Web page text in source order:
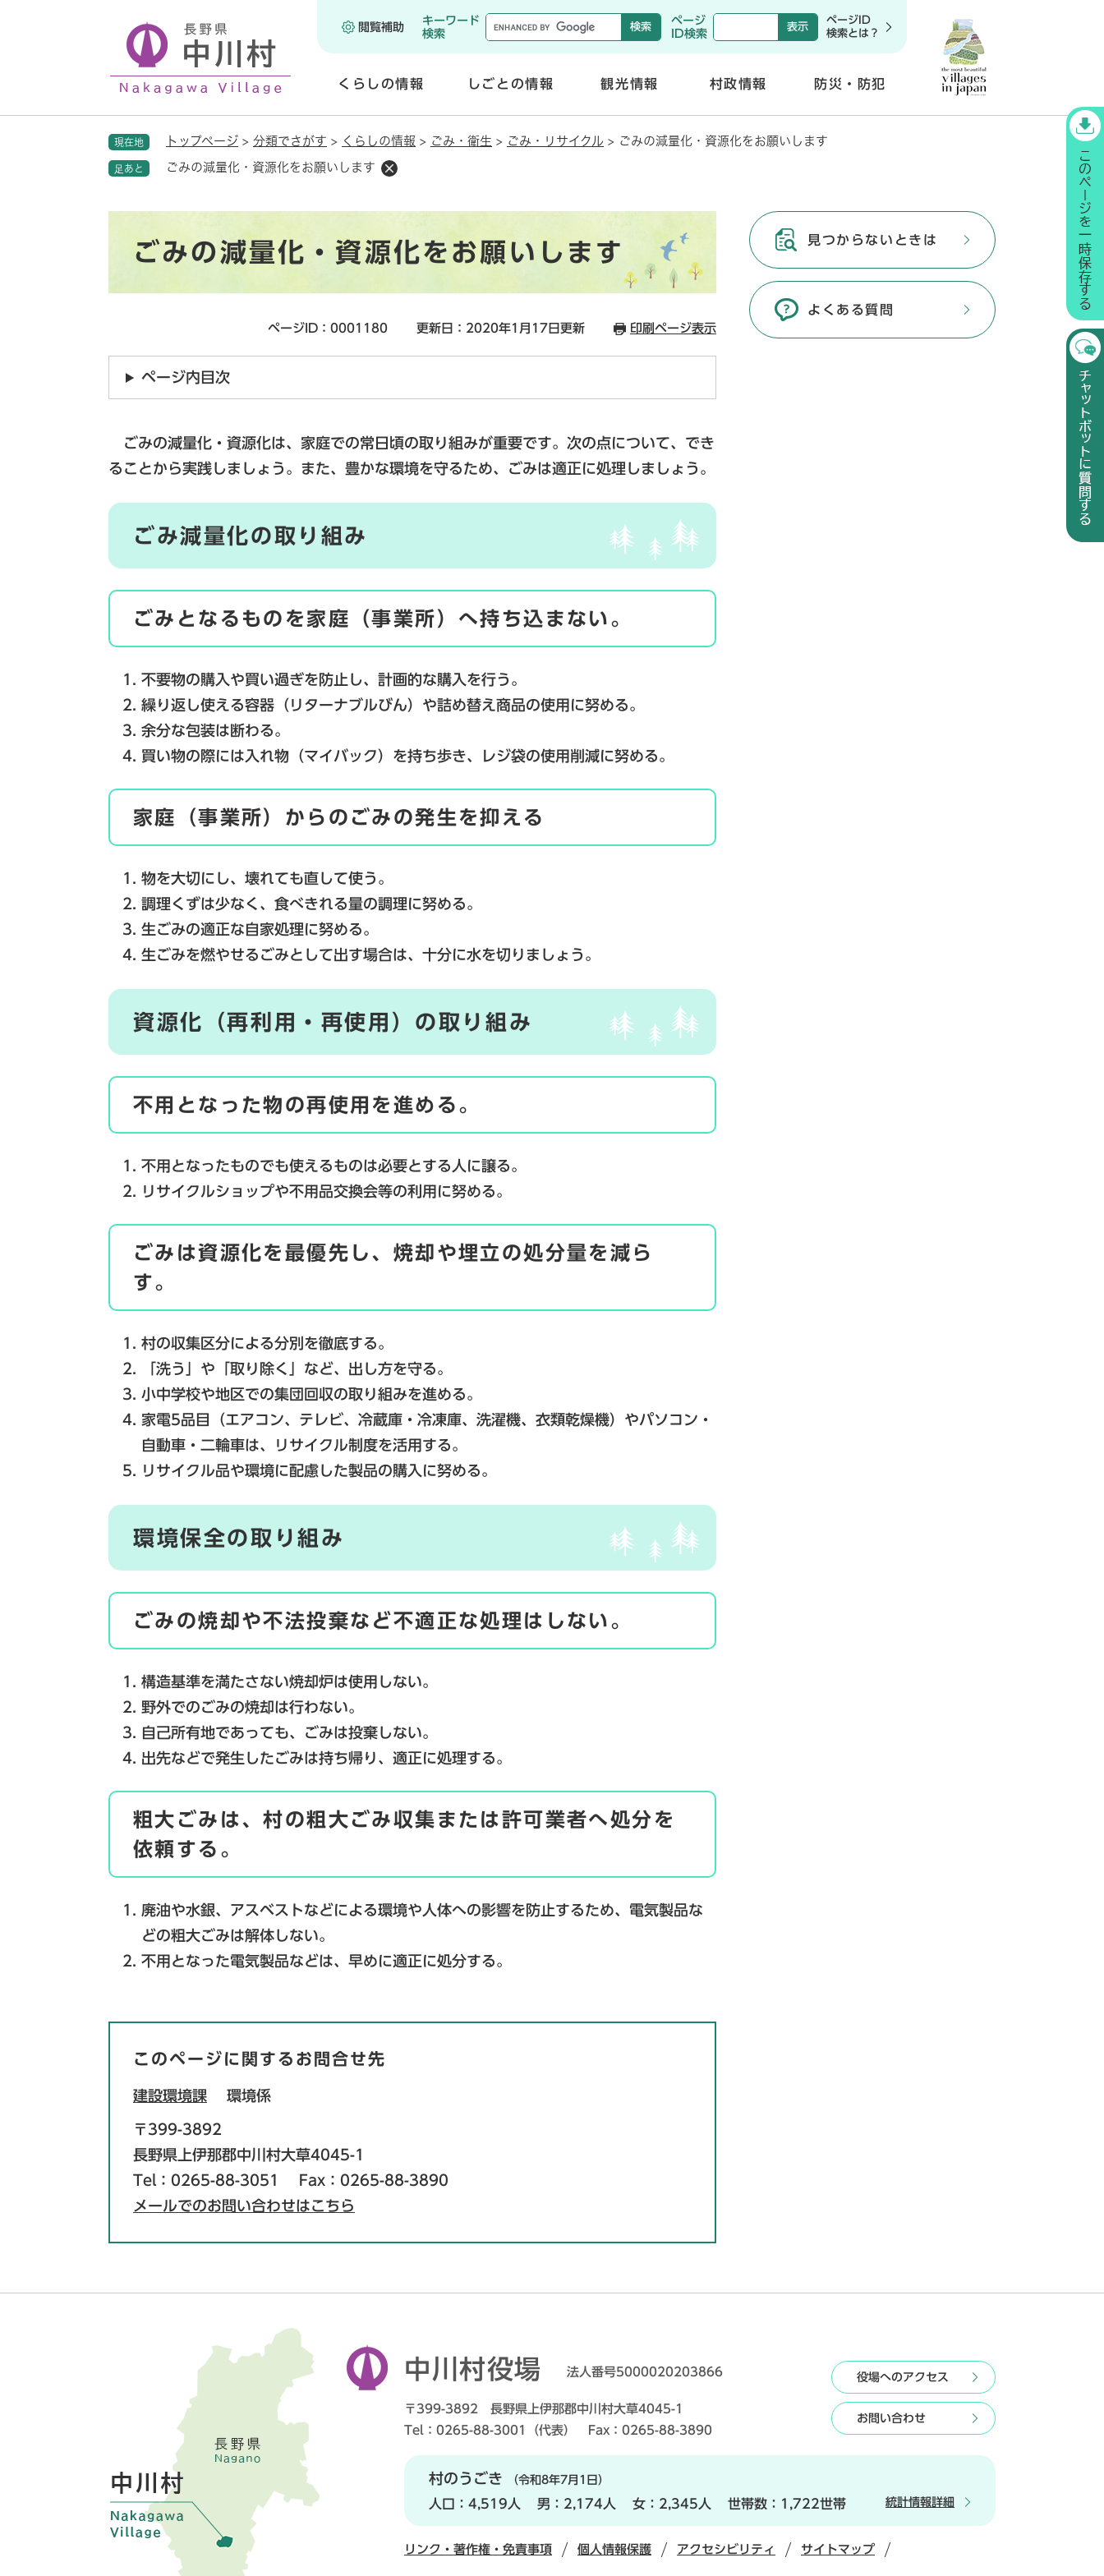
メニューを飛ばして本文へ
閲覧補助
キーワード
検索
ページ
ID検索
ページID
検索とは？
くらしの情報
く
しごとの情報
く
観光情報 村政情報
く
防災・防犯
く
現在地 トップページ > 分類でさがす > くらしの情報 > ごみ・衛生 > ごみ・リサイクル > ごみの減量化・資源化をお願いします
足あと ごみの減量化・資源化をお願いします
ごみの減量化・資源化をお願いします
ページID：0001180 更新日：2020年1月17日更新 印刷ページ表示
ページ内目次
ごみの減量化・資源化は、家庭での常日頃の取り組みが重要です。次の点について、でき
ることから実践しましょう。また、豊かな環境を守るため、ごみは適正に処理しましょう。
ごみ減量化の取り組み
ごみとなるものを家庭（事業所）へ持ち込まない。
不要物の購入や買い過ぎを防止し、計画的な購入を行う。
繰り返し使える容器（リターナブルびん）や詰め替え商品の使用に努める。
余分な包装は断わる。
買い物の際には入れ物（マイバック）を持ち歩き、レジ袋の使用削減に努める。
家庭（事業所）からのごみの発生を抑える
物を大切にし、壊れても直して使う。
調理くずは少なく、食べきれる量の調理に努める。
生ごみの適正な自家処理に努める。
生ごみを燃やせるごみとして出す場合は、十分に水を切りましょう。
資源化（再利用・再使用）の取り組み
不用となった物の再使用を進める。
不用となったものでも使えるものは必要とする人に譲る。
リサイクルショップや不用品交換会等の利用に努める。
ごみは資源化を最優先し、焼却や埋立の処分量を減ら
す。
村の収集区分による分別を徹底する。
「洗う」や「取り除く」など、出し方を守る。
小中学校や地区での集団回収の取り組みを進める。
家電5品目（エアコン、テレビ、冷蔵庫・冷凍庫、洗濯機、衣類乾燥機）やパソコン・
自動車・二輪車は、リサイクル制度を活用する。
リサイクル品や環境に配慮した製品の購入に努める。
環境保全の取り組み
ごみの焼却や不法投棄など不適正な処理はしない。
構造基準を満たさない焼却炉は使用しない。
野外でのごみの焼却は行わない。
自己所有地であっても、ごみは投棄しない。
出先などで発生したごみは持ち帰り、適正に処理する。
粗大ごみは、村の粗大ごみ収集または許可業者へ処分を
依頼する。
廃油や水銀、アスベストなどによる環境や人体への影響を防止するため、電気製品な
どの粗大ごみは解体しない。
不用となった電気製品などは、早めに適正に処分する。
このページに関するお問合せ先
建設環境課 環境係
〒399-3892
長野県上伊那郡中川村大草4045-1
Tel：0265-88-3051
Fax：0265-88-3890
メールでのお問い合わせはこちら
見つからないときは
よくある質問
中川村役場 法人番号5000020203866
〒399-3892 長野県上伊那郡中川村大草4045-1
Tel：0265-88-3001（代表） Fax：0265-88-3890
役場へのアクセス
お問い合わせ
村のうごき （令和8年7月1日）
人口： 4,519人 男： 2,174人 女： 2,345人 世帯数： 1,722世帯 統計情報詳細
リンク・著作権・免責事項 個人情報保護 アクセシビリティ サイトマップ